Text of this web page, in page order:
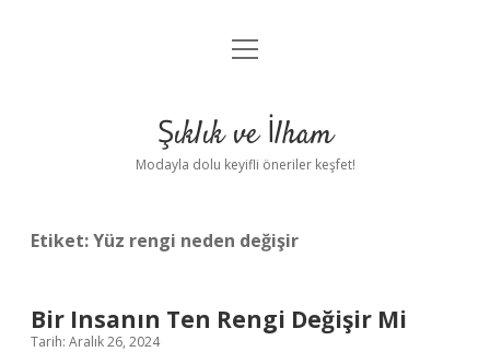
Anasayfa
Yasal Uyarı
menüyü
Şıklık ve İlham
Modayla dolu keyifli öneriler keşfet!
Etiket:Yüz rengi neden değişir
Bir Insanın Ten Rengi Değişir Mi
Tarih: Aralık 26, 2024